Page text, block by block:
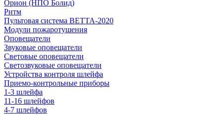
Орион (НПО Болид)
Ритм
Пультовая система ВЕТТА-2020
Модули пожаротушения
Оповещатели
Звуковые оповещатели
Световые оповещатели
Светозвуковые оповещатели
Устройства контроля шлейфа
Приемо-контрольные приборы
1-3 шлейфа
11-16 шлейфов
4-7 шлейфов